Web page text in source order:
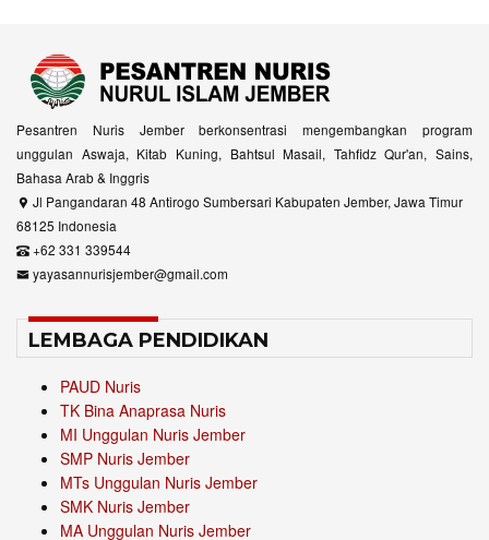
Pesantren Nuris Jember berkonsentrasi mengembangkan program
unggulan Aswaja, Kitab Kuning, Bahtsul Masail, Tahfidz Qur'an, Sains,
Bahasa Arab & Inggris
Jl Pangandaran 48 Antirogo Sumbersari Kabupaten Jember, Jawa Timur
68125 Indonesia
+62 331 339544
yayasannurisjember@gmail.com
LEMBAGA PENDIDIKAN
PAUD Nuris
TK Bina Anaprasa Nuris
MI Unggulan Nuris Jember
SMP Nuris Jember
MTs Unggulan Nuris Jember
SMK Nuris Jember
MA Unggulan Nuris Jember